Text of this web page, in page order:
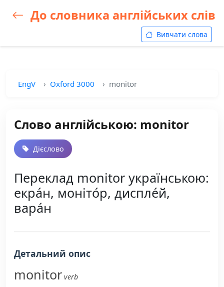
До словника англійських слів
Вивчати слова
EngV Oxford 3000 monitor
Слово англійською: monitor
Дієслово
Переклад monitor українською:
екра́н, моніто́р, диспле́й,
вара́н
Детальний опис
monitor verb